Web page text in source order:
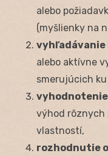
alebo
(myšlienky na
alebo aktívne
smerujúcich
výhod
vlastností,
rozhodnutie